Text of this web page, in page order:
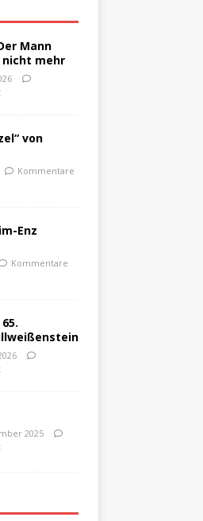
Mann
nicht mehr
von
Kommentare
Enz
Kommentare
2025